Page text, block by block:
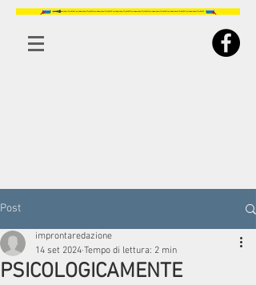
Post
PSICOLOGICAMENTE
improntaredazione
14 set 2024 Tempo di lettura: 2 min